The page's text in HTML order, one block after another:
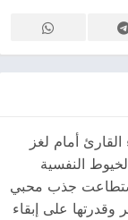
أمام لغز
النفسية
استطاعت جذب محبي
وقدرتها على إبقاء